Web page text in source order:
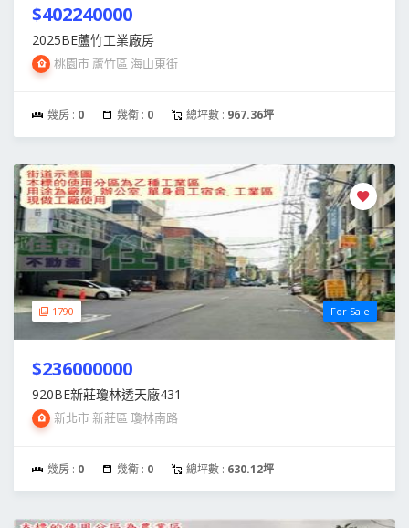
$402240000
2025BE蘆竹工業廠房
桃園市 蘆竹區 海山東街
幾房 : 0 幾衛 : 0 總坪數 : 967.36坪
1790 For Sale
$236000000
920BE新莊瓊林透天廠431
新北市 新莊區 瓊林南路
幾房 : 0 幾衛 : 0 總坪數 : 630.12坪